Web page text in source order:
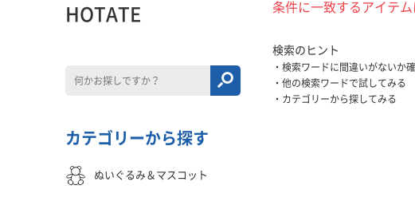
条件に一致するアイテ
検索のヒント
検索ワードに間違いがないか
他の検索ワードで試してみる
カテゴリーから探してみる
HOTATE
カテゴリーから探す
ぬいぐるみ＆マスコット